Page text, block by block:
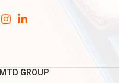
MTD GROUP